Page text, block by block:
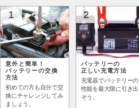
1
意外と簡単！
バッテリーの交換
方法
初めての方も自分で交
換にチャレンジしてみ
ましょう。
2
バッテリーの
正しい充電方法
充電器でバッテリーの
性能を最大限に引き出
そう。